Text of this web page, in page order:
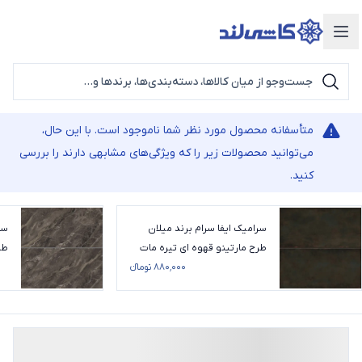
دسته‌بندی محصولات
متأسفانه محصول مورد نظر شما ناموجود است. با این حال،
می‌توانید محصولات زیر را که ویژگی‌های مشابهی دارند را بررسی
کنید.
سرامیک ایفا سرام برند میلان
طرح مارتینو قهوه ای تیره مات
۸۸۰٬۰۰۰ تومانء